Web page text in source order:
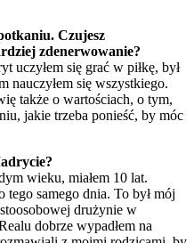
Czujesz
zdenerwowanie?
uczyłem się grać w piłkę, był
nauczyłem się wszystkiego.
także o wartościach, o tym,
jakie trzeba ponieść, by móc
wieku, miałem 10 lat.
tego samego dnia. To był mój
drużynie w
dobrze wypadłem na